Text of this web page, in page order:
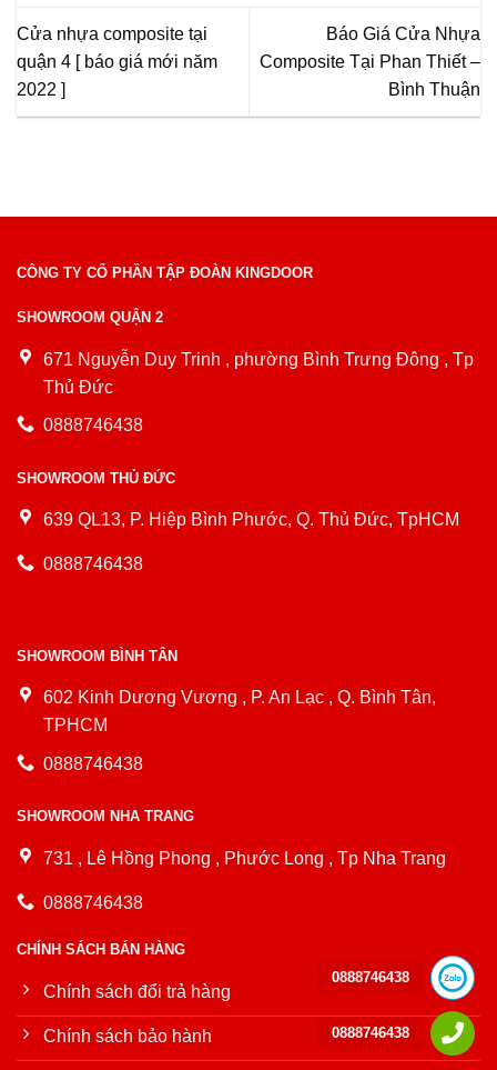
Cửa nhựa composite tại
quận 4 [ báo giá mới năm
2022 ]
Báo Giá Cửa Nhựa
Composite Tại Phan Thiết –
Bình Thuận
CÔNG TY CỔ PHẦN TẬP ĐOÀN KINGDOOR
SHOWROOM QUẬN 2
671 Nguyễn Duy Trinh , phường Bình Trưng Đông , Tp
Thủ Đức
0888746438
SHOWROOM THỦ ĐỨC
639 QL13, P. Hiệp Bình Phước, Q. Thủ Đức, TpHCM
0888746438
SHOWROOM BÌNH TÂN
602 Kinh Dương Vương , P. An Lạc , Q. Bình Tân,
TPHCM
0888746438
SHOWROOM NHA TRANG
731 , Lê Hồng Phong , Phước Long , Tp Nha Trang
0888746438
CHÍNH SÁCH BÁN HÀNG
Chính sách đổi trả hàng
Chính sách bảo hành
0888746438
0888746438